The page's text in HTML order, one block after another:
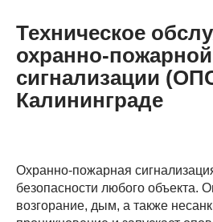
Техническое
охранно-пожарной
сигнализации
Калининграде
Охранно-пожарная
безопасности любого объекта.
возгорание, дым, а также